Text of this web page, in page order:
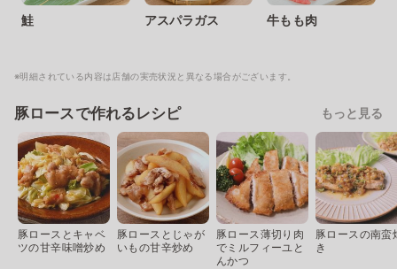
鮭 アスパラガス 牛もも肉
※明細されている内容は店舗の実売状況と異なる場合がございます。
豚ロースで作れるレシピ もっと見る
豚ロースとキャベ
ツの甘辛味噌炒め
豚ロースとじゃが
いもの甘辛炒め
豚ロース薄切り肉
でミルフィーユと
んかつ
豚ロースの南蛮
き